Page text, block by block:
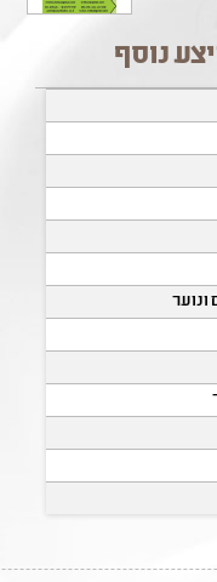
נוסף
ונוער